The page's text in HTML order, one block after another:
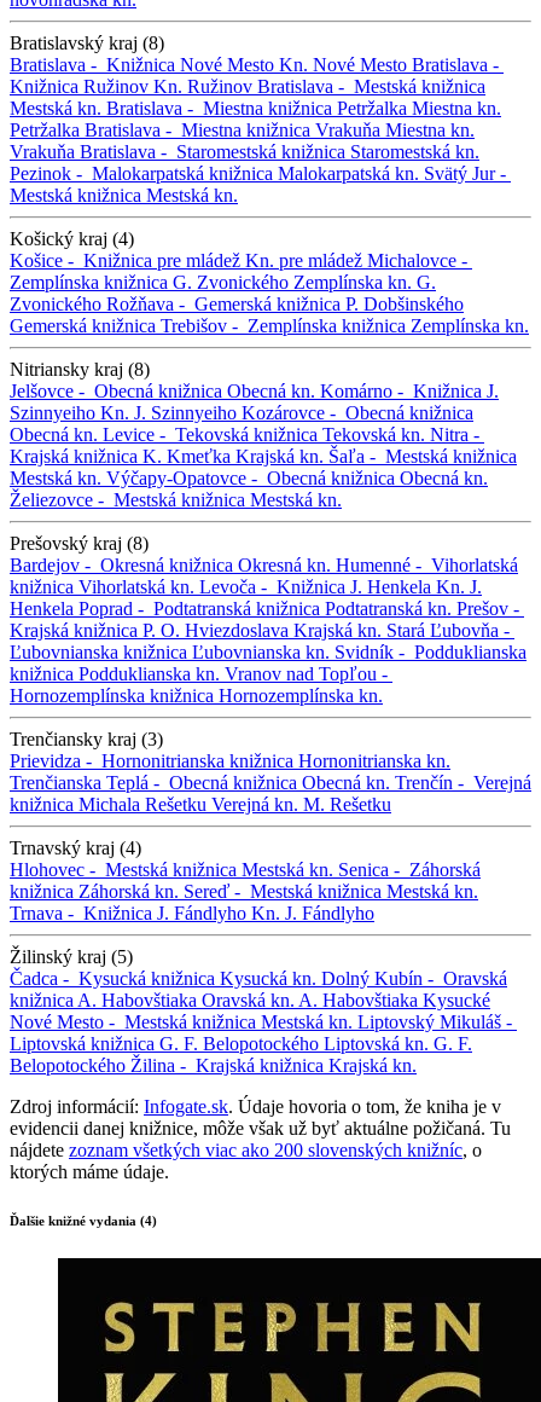
Bratislavský kraj (8)
Bratislava - Knižnica Nové Mesto Kn. Nové Mesto Bratislava -
Knižnica Ružinov Kn. Ružinov Bratislava - Mestská knižnica
Mestská kn. Bratislava - Miestna knižnica Petržalka Miestna kn.
Petržalka Bratislava - Miestna knižnica Vrakuňa Miestna kn.
Vrakuňa Bratislava - Staromestská knižnica Staromestská kn.
Pezinok - Malokarpatská knižnica Malokarpatská kn. Svätý Jur -
Mestská knižnica Mestská kn.
Košický kraj (4)
Košice - Knižnica pre mládež Kn. pre mládež Michalovce -
Zemplínska knižnica G. Zvonického Zemplínska kn. G.
Zvonického Rožňava - Gemerská knižnica P. Dobšinského
Gemerská knižnica Trebišov - Zemplínska knižnica Zemplínska kn.
Nitriansky kraj (8)
Jelšovce - Obecná knižnica Obecná kn. Komárno - Knižnica J.
Szinnyeiho Kn. J. Szinnyeiho Kozárovce - Obecná knižnica
Obecná kn. Levice - Tekovská knižnica Tekovská kn. Nitra -
Krajská knižnica K. Kmeťka Krajská kn. Šaľa - Mestská knižnica
Mestská kn. Výčapy-Opatovce - Obecná knižnica Obecná kn.
Želiezovce - Mestská knižnica Mestská kn.
Prešovský kraj (8)
Bardejov - Okresná knižnica Okresná kn. Humenné - Vihorlatská
knižnica Vihorlatská kn. Levoča - Knižnica J. Henkela Kn. J.
Henkela Poprad - Podtatranská knižnica Podtatranská kn. Prešov -
Krajská knižnica P. O. Hviezdoslava Krajská kn. Stará Ľubovňa -
Ľubovnianska knižnica Ľubovnianska kn. Svidník - Podduklianska
knižnica Podduklianska kn. Vranov nad Topľou -
Hornozemplínska knižnica Hornozemplínska kn.
Trenčiansky kraj (3)
Prievidza - Hornonitrianska knižnica Hornonitrianska kn.
Trenčianska Teplá - Obecná knižnica Obecná kn. Trenčín - Verejná
knižnica Michala Rešetku Verejná kn. M. Rešetku
Trnavský kraj (4)
Hlohovec - Mestská knižnica Mestská kn. Senica - Záhorská
knižnica Záhorská kn. Sereď - Mestská knižnica Mestská kn.
Trnava - Knižnica J. Fándlyho Kn. J. Fándlyho
Žilinský kraj (5)
Čadca - Kysucká knižnica Kysucká kn. Dolný Kubín - Oravská
knižnica A. Habovštiaka Oravská kn. A. Habovštiaka Kysucké
Nové Mesto - Mestská knižnica Mestská kn. Liptovský Mikuláš -
Liptovská knižnica G. F. Belopotockého Liptovská kn. G. F.
Belopotockého Žilina - Krajská knižnica Krajská kn.
Zdroj informácií: Infogate.sk. Údaje hovoria o tom, že kniha je v
evidencii danej knižnice, môže však už byť aktuálne požičaná. Tu
nájdete zoznam všetkých viac ako 200 slovenských knižníc, o
ktorých máme údaje.
Ďalšie knižné vydania (4)